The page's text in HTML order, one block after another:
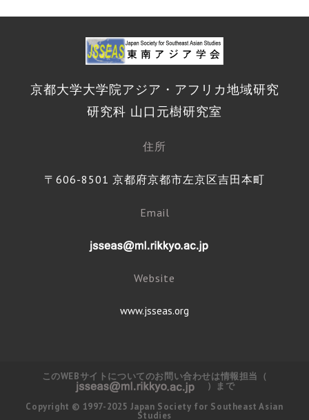
京都大学大学院アジア・アフリカ地域研究
研究科 山口元樹研究室
住所
〒606-8501 京都府京都市左京区吉田本町
Email
Website
www.jsseas.org
このWEBサイトについてのお問い合わせは情報担当（
）まで
Copyright © 1997-2025 Japan Society for Southeast Asian
Studies